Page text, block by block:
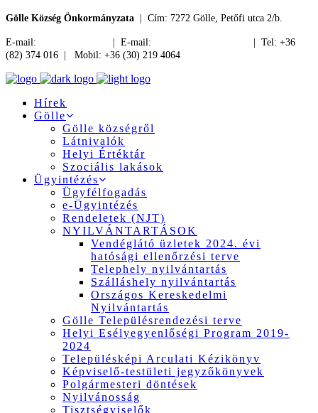
Gölle Község Önkormányzata | Cím: 7272 Gölle, Petőfi utca 2/b.
E-mail: | E-mail:
| Tel: +36
(82) 374 016 | Mobil: +36 (30) 219 4064
Hírek
Gölle
Gölle községről
Látnivalók
Helyi Értéktár
Szociális lakások
Ügyintézés
Ügyfélfogadás
e-Ügyintézés
Rendeletek (NJT)
NYILVÁNTARTÁSOK
Vendéglátó üzletek 2024. évi
hatósági ellenőrzési terve
Telephely nyilvántartás
Szálláshely nyilvántartás
Országos Kereskedelmi
Nyilvántartás
Gölle Településrendezési terve
Helyi Esélyegyenlőségi Program 2019-
2024
Településképi Arculati Kézikönyv
Képviselő-testületi jegyzőkönyvek
Polgármesteri döntések
Nyilvánosság
Tisztségviselők